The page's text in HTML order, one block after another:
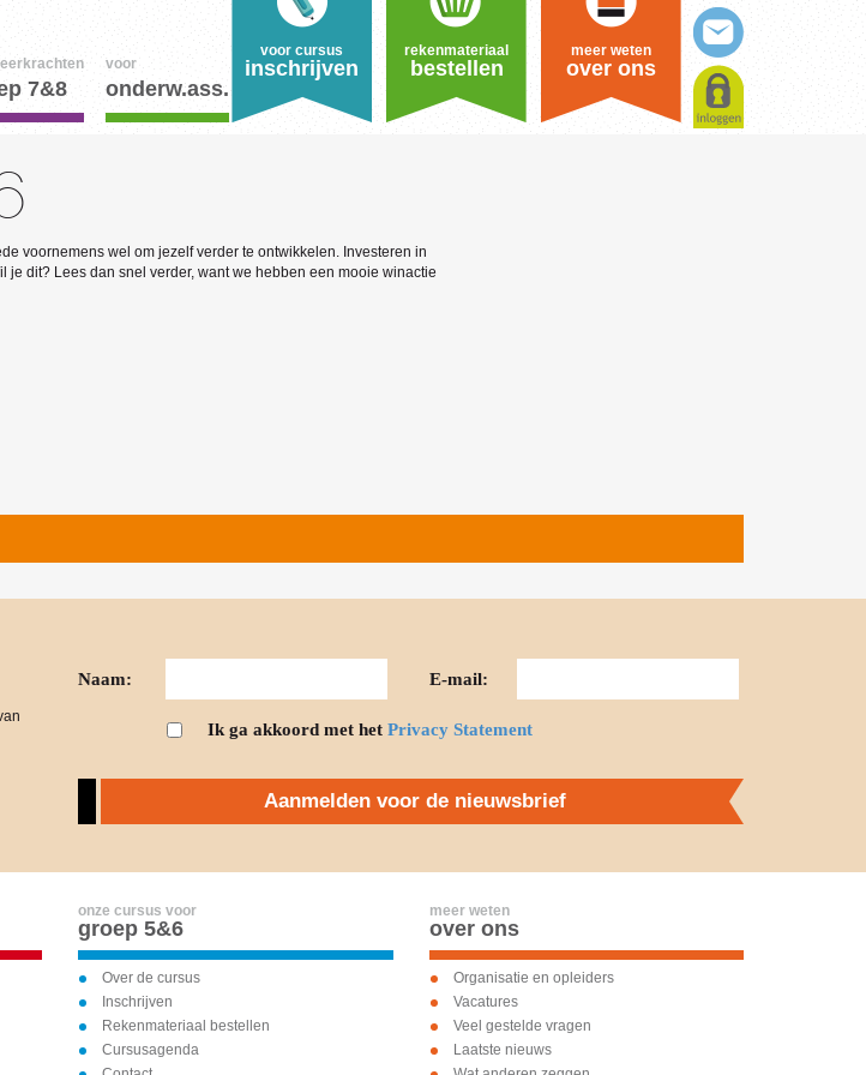
7&8
voor
onderw.ass.
voor cursus
inschrijven
rekenmateriaal
bestellen
meer weten
over ons
voornemens wel om jezelf verder te ontwikkelen. Investeren in
dit? Lees dan snel verder, want we hebben een mooie winactie
Naam: E-mail:
Ik ga akkoord met het Privacy Statement
Aanmelden voor de nieuwsbrief
onze cursus voor
groep 5&6
Over de cursus
Inschrijven
Rekenmateriaal bestellen
Cursusagenda
meer weten
over ons
Organisatie en opleiders
Vacatures
Veel gestelde vragen
Laatste nieuws